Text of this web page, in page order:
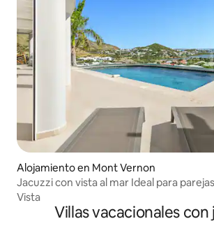
Alojamiento en Mont Vernon
Jacuzzi con vista al mar Ideal para
Vista
Villas vacacionales con